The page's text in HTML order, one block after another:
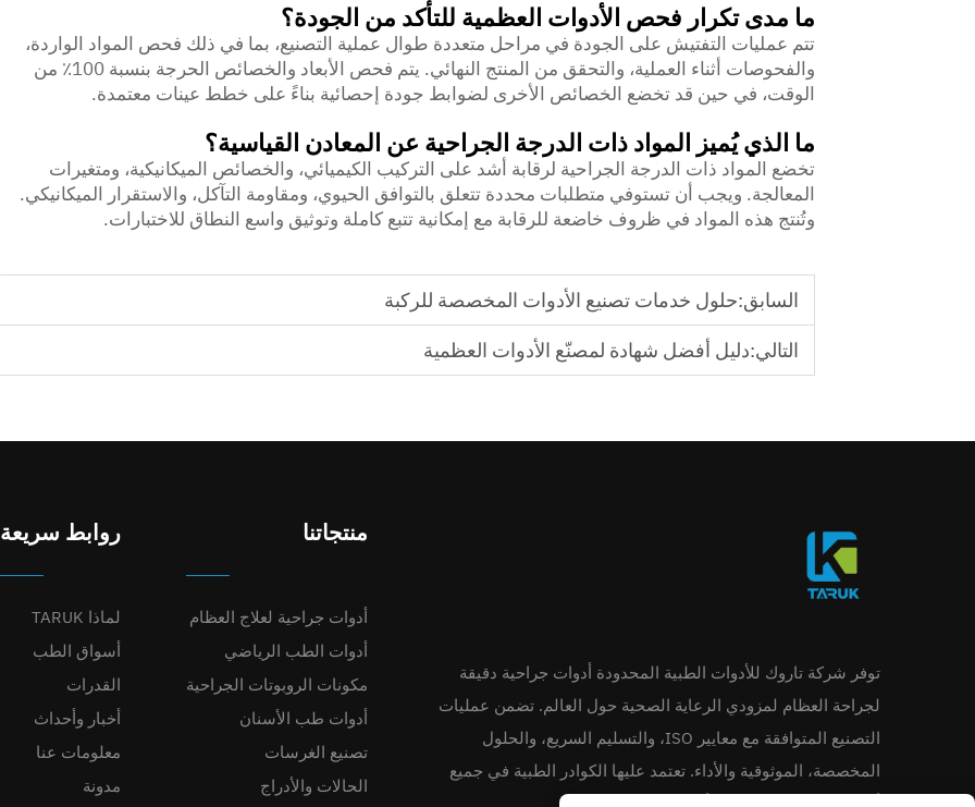
ما مدى تكرار فحص الأدوات العظمية للتأكد من الجودة؟
تتم عمليات التفتيش على الجودة في مراحل متعددة طوال عملية التصنيع، بما في ذلك فحص المواد الواردة،
والفحوصات أثناء العملية، والتحقق من المنتج النهائي. يتم فحص الأبعاد والخصائص الحرجة بنسبة 100٪ من
الوقت، في حين قد تخضع الخصائص الأخرى لضوابط جودة إحصائية بناءً على خطط عينات معتمدة.
ما الذي يُميز المواد ذات الدرجة الجراحية عن المعادن القياسية؟
تخضع المواد ذات الدرجة الجراحية لرقابة أشد على التركيب الكيميائي، والخصائص الميكانيكية، ومتغيرات
المعالجة. ويجب أن تستوفي متطلبات محددة تتعلق بالتوافق الحيوي، ومقاومة التآكل، والاستقرار الميكانيكي.
وتُنتج هذه المواد في ظروف خاضعة للرقابة مع إمكانية تتبع كاملة وتوثيق واسع النطاق للاختبارات.
السابق:حلول خدمات تصنيع الأدوات المخصصة للركبة
التالي:دليل أفضل شهادة لمصنّع الأدوات العظمية
توفر شركة تاروك للأدوات الطبية المحدودة أدوات جراحية دقيقة
لجراحة العظام لمزودي الرعاية الصحية حول العالم. تضمن عمليات
التصنيع المتوافقة مع معايير ISO، والتسليم السريع، والحلول
المخصصة، الموثوقية والأداء. تعتمد عليها الكوادر الطبية في جميع
منتجاتنا
أدوات جراحية لعلاج العظام
أدوات الطب الرياضي
مكونات الروبوتات الجراحية
أدوات طب الأسنان
تصنيع الغرسات
الحالات والأدراج
روابط سريعة
لماذا TARUK
أسواق الطب
القدرات
أخبار وأحداث
معلومات عنا
مدونة